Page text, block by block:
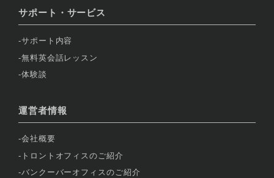
サポート・サービス
サポート内容
無料英会話レッスン
体験談
運営者情報
会社概要
トロントオフィスのご紹介
バンクーバーオフィスのご紹介